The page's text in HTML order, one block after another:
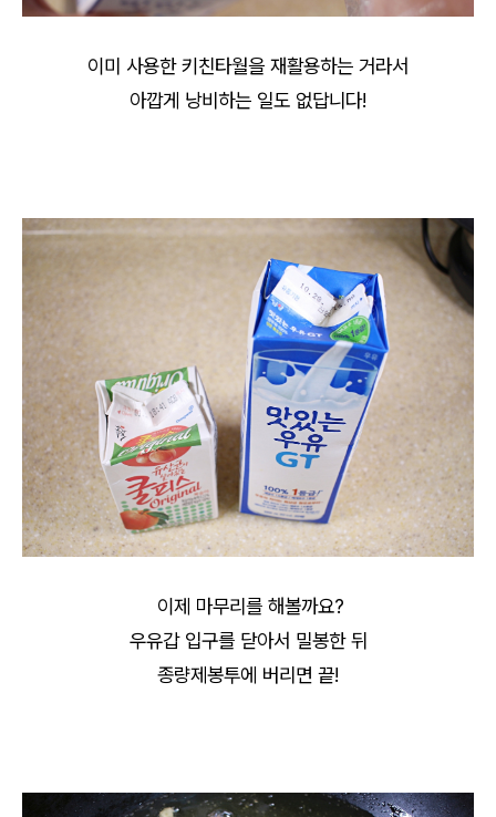
이미 사용한 키친타월을 재활용하는 거라서
아깝게 낭비하는 일도 없답니다!
이제 마무리를 해볼까요?
우유갑 입구를 닫아서 밀봉한 뒤
종량제봉투에 버리면 끝!